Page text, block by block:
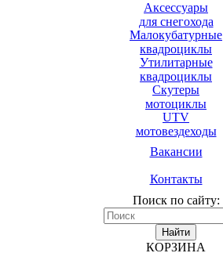
Аксессуары
для снегохода
Малокубатурные
квадроциклы
Утилитарные
квадроциклы
Скутеры
мотоциклы
UTV
мотовездеходы
Вакансии
Контакты
Поиск по сайту:
Найти
КОРЗИНА